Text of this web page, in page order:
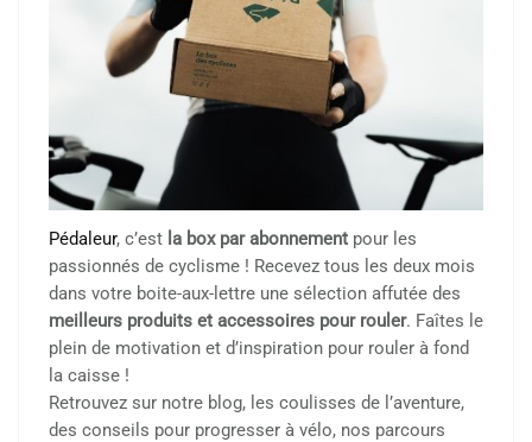
Pédaleur, c’est la box par abonnement pour les
passionnés de cyclisme ! Recevez tous les deux mois
dans votre boite-aux-lettre une sélection affutée des
meilleurs produits et accessoires pour rouler. Faîtes le
plein de motivation et d’inspiration pour rouler à fond
la caisse !
Retrouvez sur notre blog, les coulisses de l’aventure,
des conseils pour progresser à vélo, nos parcours